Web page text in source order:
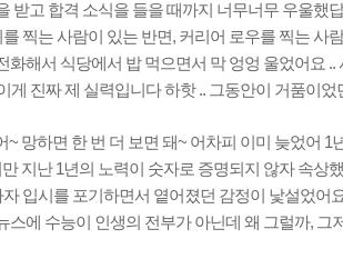
받고 합격 소식을 들을 때까지 너무너무 우울했
찍는 사람이 있는 반면, 커리어 로우를 찍는 사
화해서 식당에서 밥 먹으면서 막 엉엉 울었어요 ..
게 진짜 제 실력입니다 하핫 .. 그동안이 거품이었
~ 망하면 한 번 더 보면 돼~ 어차피 이미 늦었어 1
지난 1년의 노력이 숫자로 증명되지 않자 속상
입시를 포기하면서 옅어졌던 감정이 낯설었어
스에 수능이 인생의 전부가 아닌데 왜 그럴까, 그